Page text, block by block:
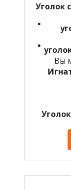
Уголок
Вы